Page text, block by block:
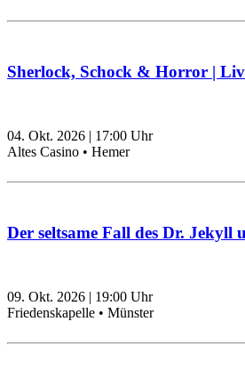
Sherlock, Schock & Horror |
04. Okt. 2026 | 17:00 Uhr
Altes Casino • Hemer
Der seltsame Fall des Dr.
09. Okt. 2026 | 19:00 Uhr
Friedenskapelle • Münster